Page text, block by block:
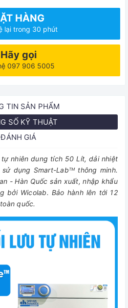
HÀNG
lại trong 30 phút
Hãy gọi
097 906 5005
TIN SẢN PHẨM
SỐ KỸ THUẬT
ĐÁNH GIÁ
nhiên dung tích 50 Lít, dải nhiệt
dụng Smart-Lab TMthông minh.
- Hàn Quốc sản xuất, nhập khẩu
bởi Wicolab. Bảo hành lên tới 12
quốc.